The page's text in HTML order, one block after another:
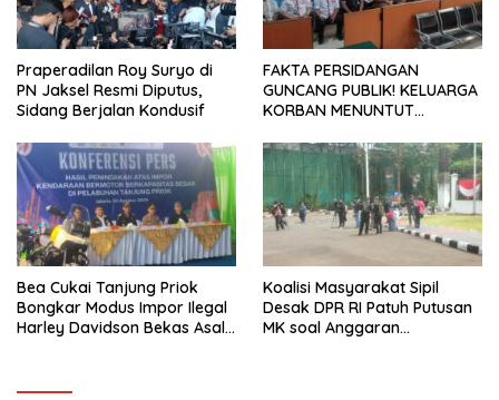
Praperadilan Roy Suryo di
PN Jaksel Resmi Diputus,
Sidang Berjalan Kondusif
FAKTA PERSIDANGAN
GUNCANG PUBLIK! KELUARGA
KORBAN MENUNTUT
TUNTUTAN DITUNDA
Bea Cukai Tanjung Priok
Bongkar Modus Impor Ilegal
Harley Davidson Bekas Asal
Koalisi Masyarakat Sipil
Desak DPR RI Patuh Putusan
MK soal Anggaran